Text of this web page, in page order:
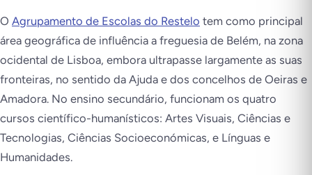
O Agrupamento de Escolas do Restelo tem como principal
área geográfica de influência a freguesia de Belém, na zona
ocidental de Lisboa, embora ultrapasse largamente as suas
fronteiras, no sentido da Ajuda e dos concelhos de Oeiras e
Amadora. No ensino secundário, funcionam os quatro
cursos científico-humanísticos: Artes Visuais, Ciências e
Tecnologias, Ciências Socioeconómicas, e Línguas e
Humanidades.